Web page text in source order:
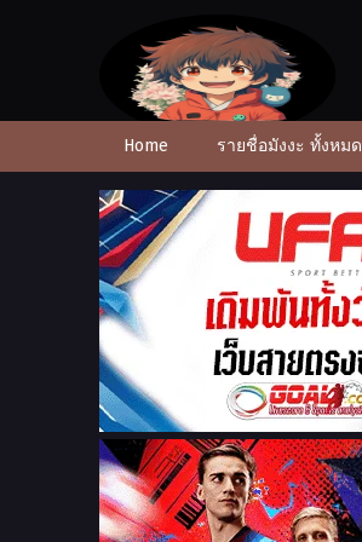
Home รายชื่อมังงะ ทั้งหมด